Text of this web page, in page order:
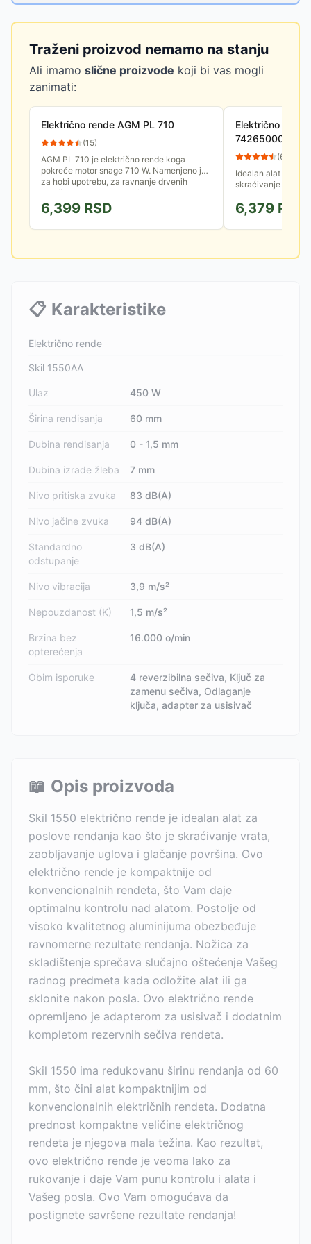
Traženi proizvod nemamo na stanju
Ali imamo slične proizvode koji bi vas mogli
zanimati:
Električno rende AGM PL 710
(15)
AGM PL 710 je električno rende koga
pokreće motor snage 710 W. Namenjeno je
za hobi upotrebu, za ravnanje drvenih
površina, skidanje laka i farbi sa...
6,399 RSD
Električno
74265000
(60
Idealan alat za
skraćivanje vrata,
6,379 RSD
📋 Karakteristike
Električno rende
Skil 1550AA
Ulaz 450 W
Širina rendisanja 60 mm
Dubina rendisanja 0 - 1,5 mm
Dubina izrade žleba 7 mm
Nivo pritiska zvuka 83 dB(A)
Nivo jačine zvuka 94 dB(A)
Standardno
odstupanje
3 dB(A)
Nivo vibracija 3,9 m/s²
Nepouzdanost (K) 1,5 m/s²
Brzina bez
opterećenja
16.000 o/min
Obim isporuke
4 reverzibilna sečiva, Ključ za
zamenu sečiva, Odlaganje
ključa, adapter za usisivač
📖 Opis proizvoda
Skil 1550 električno rende je idealan alat za
poslove rendanja kao što je skraćivanje vrata,
zaobljavanje uglova i glačanje površina. Ovo
električno rende je kompaktnije od
konvencionalnih rendeta, što Vam daje
optimalnu kontrolu nad alatom. Postolje od
visoko kvalitetnog aluminijuma obezbeđuje
ravnomerne rezultate rendanja. Nožica za
skladištenje sprečava slučajno oštećenje Vašeg
radnog predmeta kada odložite alat ili ga
sklonite nakon posla. Ovo električno rende
opremljeno je adapterom za usisivač i dodatnim
kompletom rezervnih sečiva rendeta.
Skil 1550 ima redukovanu širinu rendanja od 60
mm, što čini alat kompaktnijim od
konvencionalnih električnih rendeta. Dodatna
prednost kompaktne veličine električnog
rendeta je njegova mala težina. Kao rezultat,
ovo električno rende je veoma lako za
rukovanje i daje Vam punu kontrolu i alata i
Vašeg posla. Ovo Vam omogućava da
postignete savršene rezultate rendanja!